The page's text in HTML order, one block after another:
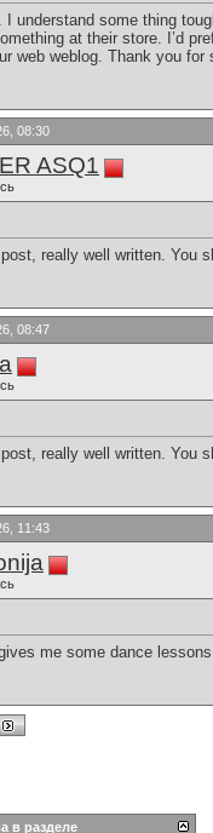
I understand some thing
at their store. I’d
web weblog. Thank you for
08:30
ASQ1
really well written. You
08:47
really well written. You
11:43
me some dance
в разделе